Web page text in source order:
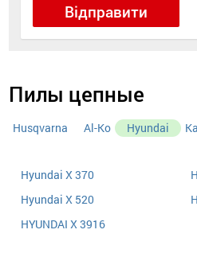
Відправити
Пилы цепные
Husqvarna Al-Ko Hyundai
Hyundai X 370
Hyundai X 520
HYUNDAI X 3916